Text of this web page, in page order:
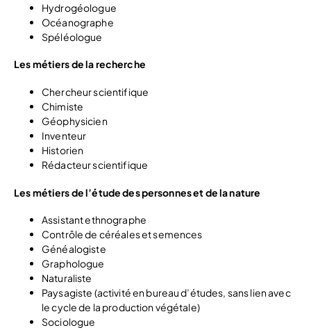
Hydrogéologue
Océanographe
Spéléologue
Les métiers de la recherche
Chercheur scientifique
Chimiste
Géophysicien
Inventeur
Historien
Rédacteur scientifique
Les métiers de l’étude des personnes et de la nature
Assistant ethnographe
Contrôle de céréales et semences
Généalogiste
Graphologue
Naturaliste
Paysagiste (activité en bureau d’études, sans lien avec
le cycle de la production végétale)
Sociologue